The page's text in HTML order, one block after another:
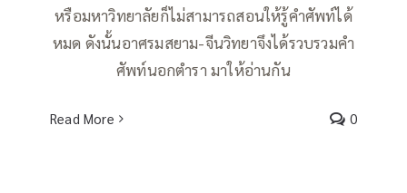
หรือมหาวิทยาลัยก็ไม่สามารถสอนให้รู้คำศัพท์ได้
หมด ดังนั้นอาศรมสยาม-จีนวิทยาจึงได้รวบรวมคำ
ศัพท์นอกตำรา มาให้อ่านกัน
Read More 0